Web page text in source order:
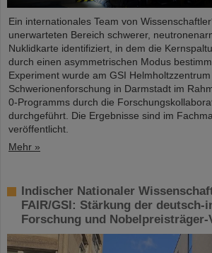
Ein internationales Team von
unerwarteten Bereich schwerer,
Nuklidkarte identifiziert, in dem die
durch einen asymmetrischen Modus
Experiment wurde am GSI
Schwerionenforschung in Darmstadt im
0-Programms durch die
durchgeführt. Die Ergebnisse sind im
veröffentlicht.
Mehr »
Indischer Nationaler
FAIR/GSI: Stärkung der deutsch-
Forschung und Nobelpreisträger-